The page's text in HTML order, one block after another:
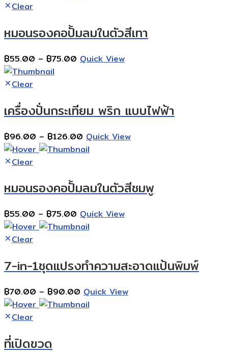
฿70.00
Clear
หมอนรองคอปั้มลมในตัวสีเทา
฿55.00 – ฿75.00 Price
฿75.00
Quick View
Clear
เครื่องปั่นกระเทียม พริก แบบไฟฟ้า
฿96.00 – ฿126.00 Price
range:
฿126.00
Quick View
Clear
หมอนรองคอปั้มลมในตัวสีชมพู
฿55.00 – ฿75.00 Price
range:
฿75.00
Quick View
Clear
7-in-1ชุดแปรงทําความสะอาดแป้นพิมพ์
฿70.00 – ฿90.00 Price
range:
Quick View
Clear
ที่เปิดขวด